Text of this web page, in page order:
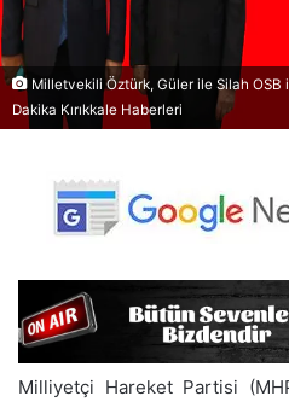
Milletvekili Öztürk, Güler ile Silah OSB
Dakika Kırıkkale Haberleri
Milliyetçi Hareket Partisi